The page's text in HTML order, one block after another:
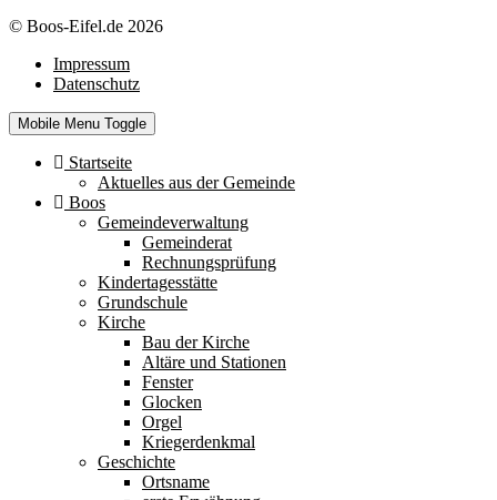
© Boos-Eifel.de 2026
Impressum
Datenschutz
Mobile Menu Toggle
Startseite
Aktuelles aus der Gemeinde
Boos
Gemeindeverwaltung
Gemeinderat
Rechnungsprüfung
Kindertagesstätte
Grundschule
Kirche
Bau der Kirche
Altäre und Stationen
Fenster
Glocken
Orgel
Kriegerdenkmal
Geschichte
Ortsname